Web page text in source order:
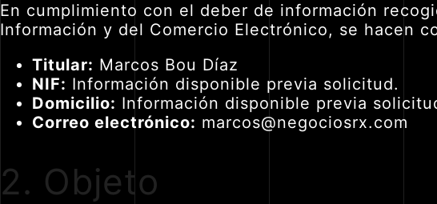
En cumplimiento con el deber de información
Información y del Comercio Electrónico, se hacen
Titular: Marcos Bou Díaz
NIF: Información disponible previa solicitud.
Domicilio: Información disponible previa
Correo electrónico: marcos@negociosrx.com
2. Objeto